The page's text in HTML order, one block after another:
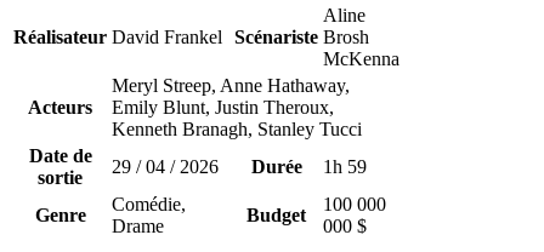
Réalisateur David Frankel Scénariste
Aline
Brosh
McKenna
Acteurs
Meryl Streep, Anne Hathaway,
Emily Blunt, Justin Theroux,
Kenneth Branagh, Stanley Tucci
Date de
sortie
29 / 04 / 2026 Durée 1h 59
Genre
Comédie,
Drame
Budget
100 000
000 $